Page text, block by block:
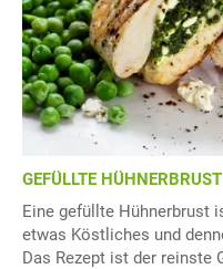
GEFÜLLTE HÜHNERBRUST
Eine gefüllte Hühnerbrust
etwas Köstliches und
Das Rezept ist der reinste